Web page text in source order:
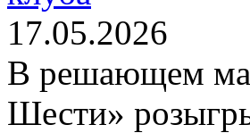
17.05.2026
В решающем
Шести»